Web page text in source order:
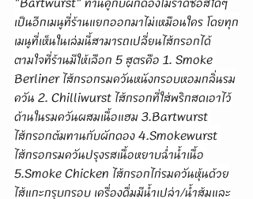
เป็นอีกเมนูที่ร้านแยกออกมาไม่เหมือนใคร โดยทุก
เมนูที่เห็นในเล่มนี้สามารถเปลี่ยนไส้กรอกได้
ตามใจที่ร้านมีให้เลือก 5 สูตรคือ 1. Smoke
Berliner ไส้กรอกรมควันหนังกรอบหอมกลิ่นรม
ควัน 2. Chilliwurst ไส้กรอกที่ใส่พริกสดเอาไว้
ด้านในรมควันผสมเนื้อแฮม 3.Bartwurst
ไส้กรอกต้มทานกับผักดอง 4.Smokewurst
ไส้กรอกรมควันปรุงรสเนื้อหยาบฉ่ำน้ำเนื้อ
5.Smoke Chicken ไส้กรอกไก่รมควันหุ้นด้วย
ไส้แกะกรุบกรอบ เครื่องดื่มมีน้ำเปล่า/น้ำส้มและ